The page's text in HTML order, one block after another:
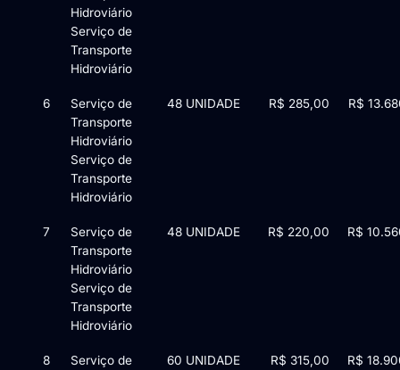
Hidroviário
Serviço de
Transporte
Hidroviário
6
Serviço de
Transporte
Hidroviário
Serviço de
Transporte
Hidroviário
48 UNIDADE R$ 285,00 R$
7
Serviço de
Transporte
Hidroviário
Serviço de
Transporte
Hidroviário
48 UNIDADE R$ 220,00 R$
8
Serviço de
60 UNIDADE R$ 315,00 R$